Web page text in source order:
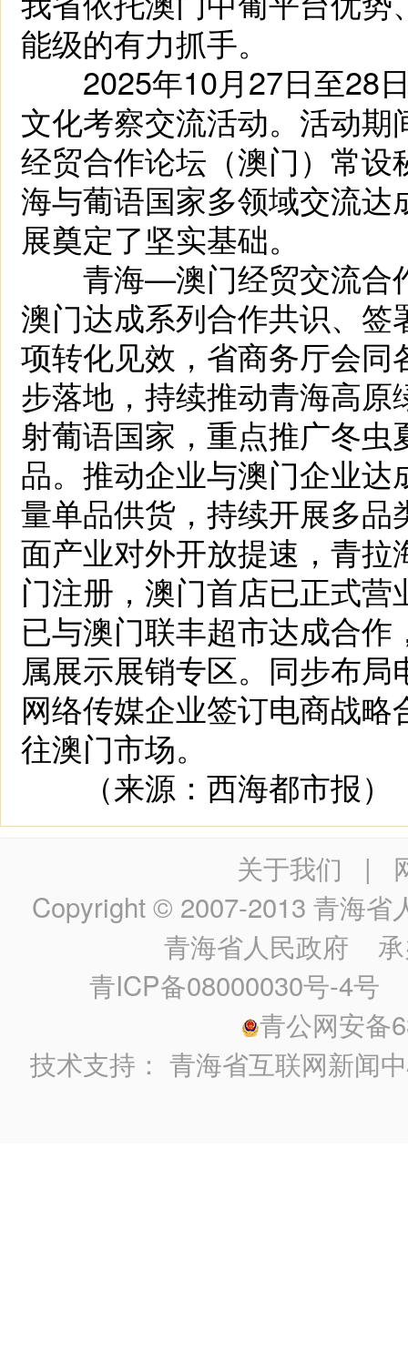
能级的有力抓手。
2025年10月27日至28日
文化考察交流活动。活动
经贸合作论坛（澳门）常
海与葡语国家多领域交流
展奠定了坚实基础。
青海—澳门经贸交流合
澳门达成系列合作共识、
项转化见效，省商务厅会
步落地，持续推动青海高
射葡语国家，重点推广冬
品。推动企业与澳门企业
量单品供货，持续开展多
面产业对外开放提速，青
门注册，澳门首店已正式
已与澳门联丰超市达成合
属展示展销专区。同步布
网络传媒企业签订电商战
往澳门市场。
（来源：西海都市报）
关于我们 |
Copyright © 2007-2013 青海省
青海省人民政府 承
青ICP备08000030号-4号
青公网安备
技术支持：青海省互联网新闻